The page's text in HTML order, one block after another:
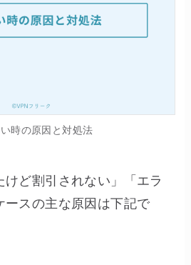
時の原因と対処法
けど割引されない」「エラ
ースの主な原因は下記で